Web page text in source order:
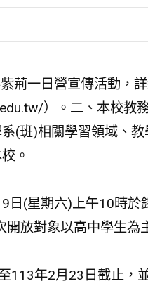
荊一日營宣傳活動，
）。二、本校教
(班)相關學習領域、
。
日(星期六)上午10時於
放對象以高中學生
113年2月23日截止，